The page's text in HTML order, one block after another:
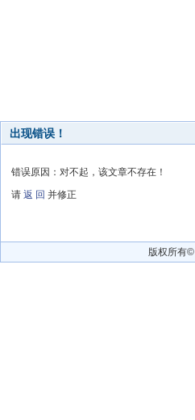
出现错误！
错误原因：对不起，该文章不存在！
请 返 回 并修正
版权所有©